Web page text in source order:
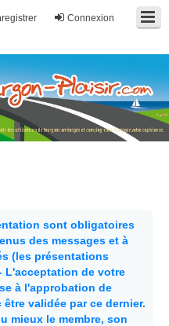
Connexion
de fourgons, fourgons
votre expérience.
sont obligatoires
des messages et à
(les présentations
L'acceptation de votre
à l'approbation de
validée par ce dernier.
mieux le membre, son